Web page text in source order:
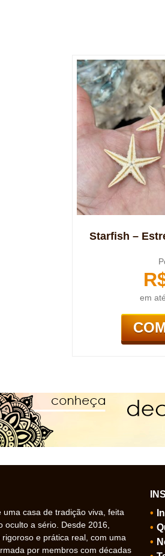
Starfish –
em
uma casa de tradição viva, feita
oculto a sério. Desde 2016,
e prática real, com uma
por membros com décadas